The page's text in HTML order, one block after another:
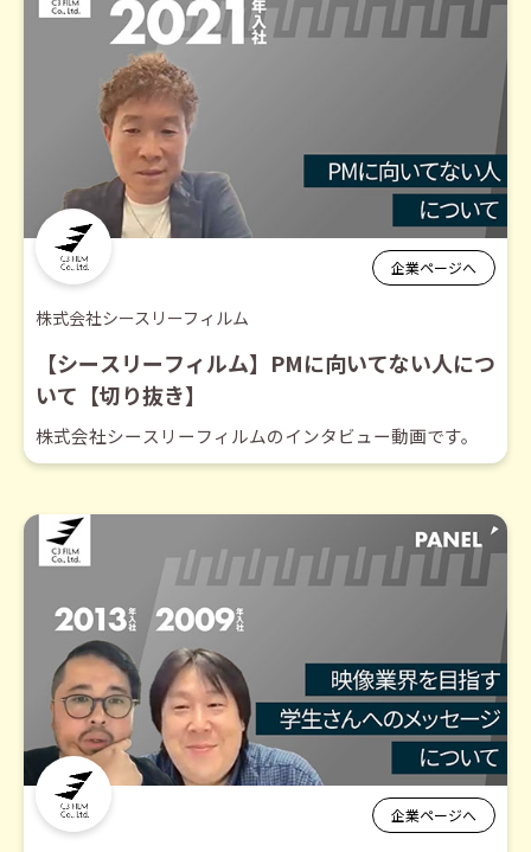
企業ページへ
株式会社シースリーフィルム
【シースリーフィルム】PMに向いてない人につ
いて【切り抜き】
株式会社シースリーフィルムのインタビュー動画です。
企業ページへ